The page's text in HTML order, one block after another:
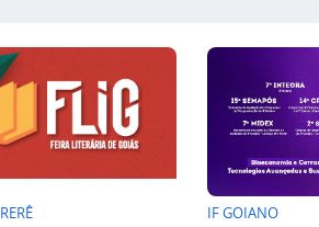
IF GOIANO